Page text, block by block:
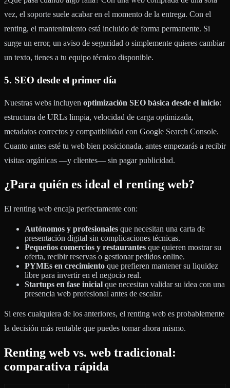
vez, el soporte suele acabar en el momento de la entrega. Con el
renting, el mantenimiento está incluido de forma permanente. Si
surge un error, un aviso de seguridad o simplemente quieres cambiar
un texto, tienes a tu equipo técnico disponible.
5. SEO desde el primer día
Nuestras webs incluyen optimización SEO básica desde el inicio:
estructura de URLs limpia, velocidad de carga optimizada,
metadatos correctos y compatibilidad con Google Search Console.
Cuanto antes esté tu web bien posicionada, antes empezarás a recibir
visitas orgánicas —y clientes— sin pagar publicidad.
¿Para quién es ideal el renting web?
El renting web encaja perfectamente con:
Autónomos y profesionales que necesitan una carta de
presentación digital sin complicaciones técnicas.
Pequeños comercios y restaurantes que quieren mostrar su
oferta, recibir reservas o gestionar pedidos online.
PYMEs en crecimiento que prefieren mantener su liquidez
libre para invertir en el negocio real.
Startups en fase inicial que necesitan validar su idea con una
presencia web profesional antes de escalar.
Si eres cualquiera de los anteriores, el renting web es probablemente
la decisión más rentable que puedes tomar ahora mismo.
Renting web vs. web tradicional:
comparativa rápida